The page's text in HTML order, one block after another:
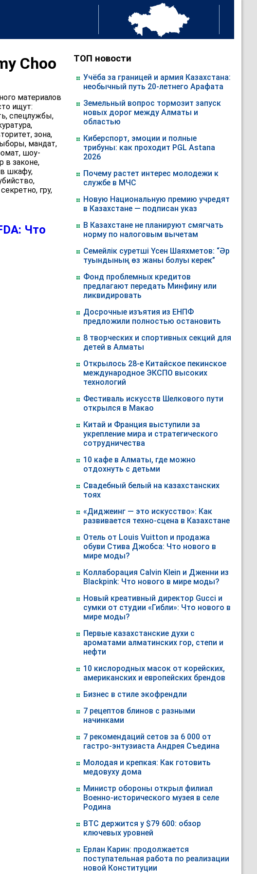
Choo
материалов
ищут:
спецлужбы,
зона,
мандат,
шоу-
в законе,
шкафу,
гру,
Что
ТОП новости
Учёба за границей и армия Казахстана:
необычный путь 20-летнего Арафата
Земельный вопрос тормозит запуск
новых дорог между Алматы и
областью
Киберспорт, эмоции и полные
трибуны: как проходит PGL Astana
2026
Почему растет интерес молодежи к
службе в МЧС
Новую Национальную премию учредят
в Казахстане — подписан указ
В Казахстане не планируют смягчать
норму по налоговым вычетам
Семейлік суретші Үсен Шаяхметов: “Әр
туындының өз жаны болуы керек”
Фонд проблемных кредитов
предлагают передать Минфину или
ликвидировать
Досрочные изъятия из ЕНПФ
предложили полностью остановить
8 творческих и спортивных секций для
детей в Алматы
Открылось 28-е Китайское пекинское
международное ЭКСПО высоких
технологий
Фестиваль искусств Шелкового пути
открылся в Макао
Китай и Франция выступили за
укрепление мира и стратегического
сотрудничества
10 кафе в Алматы, где можно
отдохнуть с детьми
Свадебный белый на казахстанских
тоях
«Диджеинг — это искусство»: Как
развивается техно-сцена в Казахстане
Отель от Louis Vuitton и продажа
обуви Стива Джобса: Что нового в
мире моды?
Коллаборация Calvin Klein и Дженни из
Blackpink: Что нового в мире моды?
Новый креативный директор Gucci и
сумки от студии «Гибли»: Что нового в
мире моды?
Первые казахстанские духи с
ароматами алматинских гор, степи и
нефти
10 кислородных масок от корейских,
американских и европейских брендов
Бизнес в стиле экофрендли
7 рецептов блинов с разными
начинками
7 рекомендаций сетов за 6 000 от
гастро-энтузиаста Андрея Съедина
Молодая и крепкая: Как готовить
медовуху дома
Министр обороны открыл филиал
Военно-исторического музея в селе
Родина
BTC держится у $79 600: обзор
ключевых уровней
Ерлан Карин: продолжается
поступательная работа по реализации
новой Конституции